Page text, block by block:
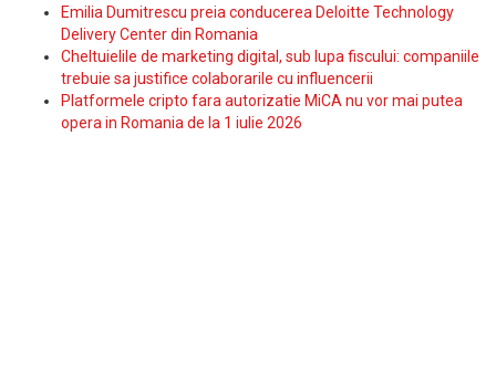
Emilia Dumitrescu preia conducerea Deloitte Technology
Delivery Center din Romania
Cheltuielile de marketing digital, sub lupa fiscului: companiile
trebuie sa justifice colaborarile cu influencerii
Platformele cripto fara autorizatie MiCA nu vor mai putea
opera in Romania de la 1 iulie 2026